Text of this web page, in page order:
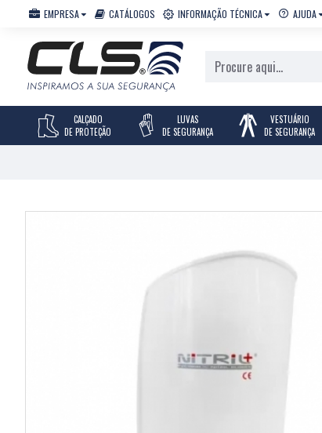
EMPRESA CATÁLOGOS INFORMAÇÃO TÉCNICA AJUDA
CALÇADO
DE PROTEÇÃO
LUVAS
DE SEGURANÇA
VESTUÁRIO
DE SEGURANÇA